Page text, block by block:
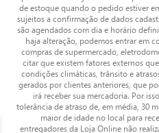
de estoque quando o pedido estiver
sujeitos a confirmação de dados
são agendados com dia e horário
haja alteração, podemos entrar em
compras de supermercado,
citar que existem fatores externos
condições climáticas, trânsito e
gerados por clientes anteriores, que
irá receber sua mercadoria. Por
tolerância de atraso de, em média, 30
maior de idade no local para
entregadores da Loja Online não